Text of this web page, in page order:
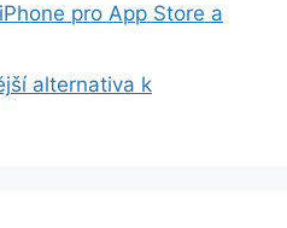
pro App Store a
alternativa k